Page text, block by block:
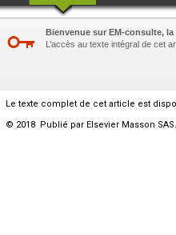
Bienvenue sur EM-consulte,
L’accès au texte intégral de cet
Le texte complet de cet article est
© 2018 Publié par Elsevier Masson